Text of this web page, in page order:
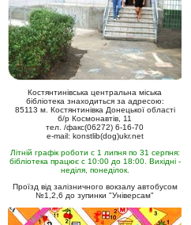
Костянтинівська центральна міська
бібліотека знаходиться за адресою:
85113 м. Костянтинівка Донецької області
б/р Космонавтів, 11
тел. /факс(06272) 6-16-70
e-mail: konstlib(dog)ukr.net
Літній графік роботи с 1 липня по 31 серпня:
бібліотека працює с 10:00 до 18:00. Вихідні -
неділя, понеділок.
Проїзд від залізничного вокзалу автобусом
№1,2,6 до зупинки "Універсам"